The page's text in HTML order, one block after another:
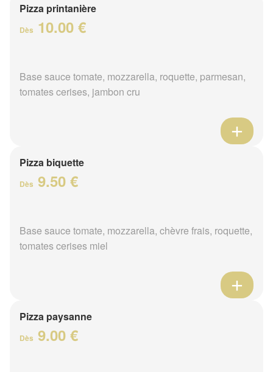
Pizza printanière
Dès 10.00 €
Base sauce tomate, mozzarella, roquette, parmesan,
tomates cerises, jambon cru
Pizza biquette
Dès 9.50 €
Base sauce tomate, mozzarella, chèvre frais, roquette,
tomates cerises miel
Pizza paysanne
Dès 9.00 €